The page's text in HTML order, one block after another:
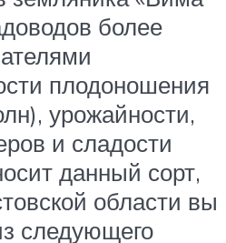
более
плодоношения
урожайности,
и сладости
данный сорт,
области вы
следующего